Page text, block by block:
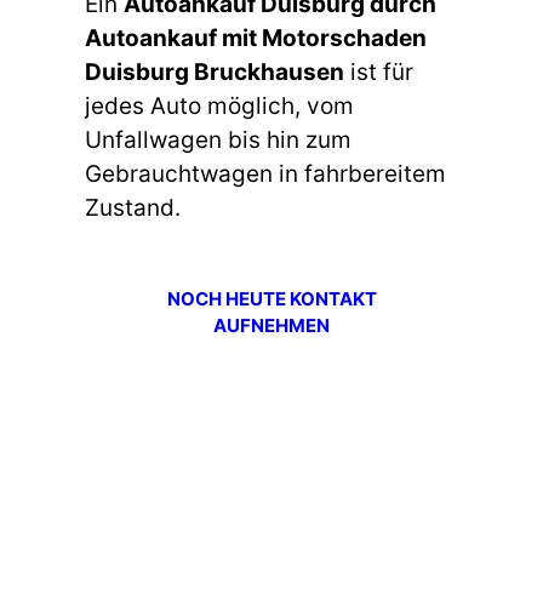
Autoankauf mit Motorschaden
Duisburg Bruckhausen ist für
jedes Auto möglich, vom
Unfallwagen bis hin zum
Gebrauchtwagen in fahrbereitem
Zustand.
NOCH HEUTE KONTAKT
AUFNEHMEN